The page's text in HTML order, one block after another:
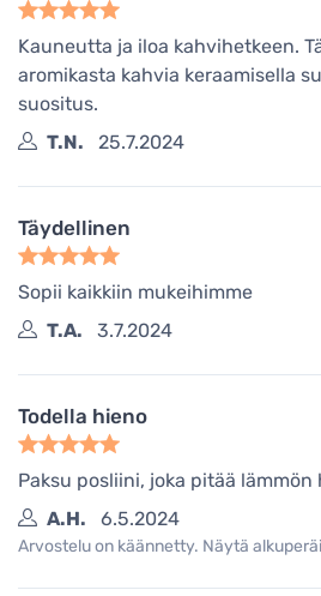
Kauneutta ja iloa kahvihetkeen.
aromikasta kahvia keraamisella
suositus.
T.N.
25.7.2024
Täydellinen
Sopii kaikkiin mukeihimme
T.A.
3.7.2024
Todella hieno
Paksu posliini, joka pitää lämmön
A.H.
6.5.2024
Arvostelu on käännetty. Näytä